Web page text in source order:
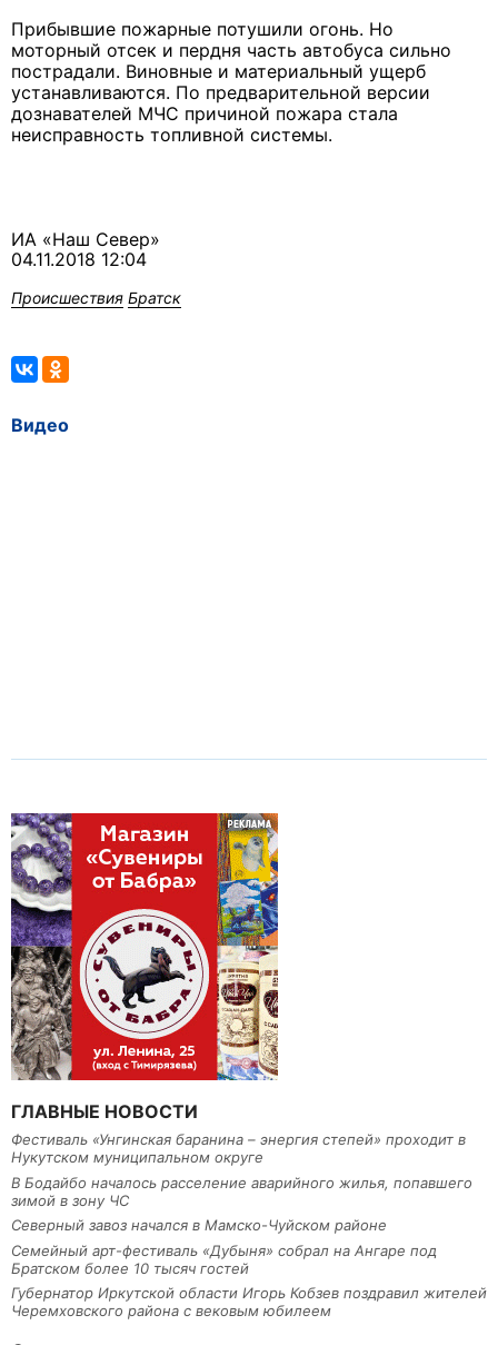
Прибывшие пожарные потушили огонь. Но
моторный отсек и пердня часть автобуса сильно
пострадали. Виновные и материальный ущерб
устанавливаются. По предварительной версии
дознавателей МЧС причиной пожара стала
неисправность топливной системы.
ИА «Наш Север»
04.11.2018 12:04
Происшествия Братск
Видео
ГЛАВНЫЕ НОВОСТИ
Фестиваль «Унгинская баранина – энергия степей» проходит в
Нукутском муниципальном округе
В Бодайбо началось расселение аварийного жилья, попавшего
зимой в зону ЧС
Северный завоз начался в Мамско-Чуйском районе
Семейный арт-фестиваль «Дубыня» собрал на Ангаре под
Братском более 10 тысяч гостей
Губернатор Иркутской области Игорь Кобзев поздравил жителей
Черемховского района с вековым юбилеем